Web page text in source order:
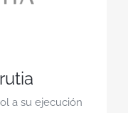
a su ejecución